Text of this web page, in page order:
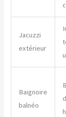
Jacuzzi
extérieur
Baignoire
balnéo